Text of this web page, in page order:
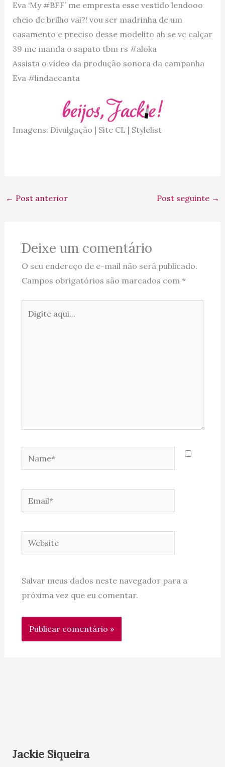
Eva ‘My #BFF’ me empresta esse vestido lendooo
cheio de brilho vai?! vou ser madrinha de um
casamento e preciso desse modelito ah se vc calçar
39 me manda o sapato tbm rs #aloka
Assista o vídeo da produção sonora da campanha
Eva #lindaecanta
Imagens: Divulgação | Site CL | Stylelist
← Post anterior Post seguinte →
Deixe um comentário
O seu endereço de e-mail não será publicado.
Campos obrigatórios são marcados com *
aqui...
Website
Salvar meus dados neste navegador para a
próxima vez que eu comentar.
Jackie Siqueira